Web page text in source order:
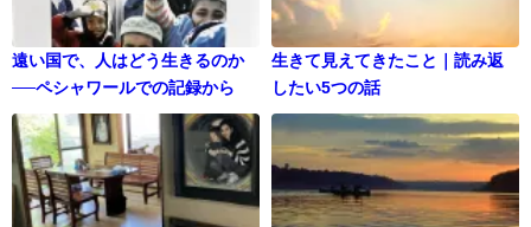
遠い国で、人はどう生きるのか
──ペシャワールでの記録から
生きて見えてきたこと｜読み返
したい5つの話